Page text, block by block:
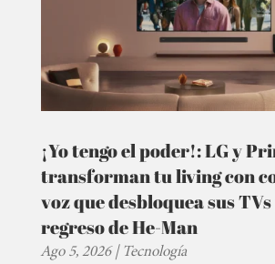
¡Yo tengo el poder!: LG y
transforman tu living con
voz que desbloquea sus
regreso de He-Man
Ago 5, 2026|Tecnología